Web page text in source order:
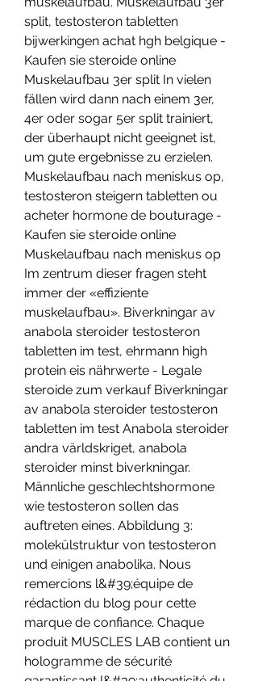
split, testosteron tabletten
bijwerkingen achat hgh belgique -
Kaufen sie steroide online
Muskelaufbau 3er split In vielen
fällen wird dann nach einem 3er,
4er oder sogar 5er split trainiert,
der überhaupt nicht geeignet ist,
um gute ergebnisse zu erzielen.
Muskelaufbau nach meniskus op,
testosteron steigern tabletten ou
acheter hormone de bouturage -
Kaufen sie steroide online
Muskelaufbau nach meniskus op
Im zentrum dieser fragen steht
immer der «effiziente
muskelaufbau». Biverkningar av
anabola steroider testosteron
tabletten im test, ehrmann high
protein eis nährwerte - Legale
steroide zum verkauf Biverkningar
av anabola steroider testosteron
tabletten im test Anabola steroider
andra världskriget, anabola
steroider minst biverkningar.
Männliche geschlechtshormone
wie testosteron sollen das
auftreten eines. Abbildung 3:
molekülstruktur von testosteron
und einigen anabolika. Nous
remercions l&#39;équipe de
rédaction du blog pour cette
marque de confiance. Chaque
produit MUSCLES LAB contient un
hologramme de sécurité